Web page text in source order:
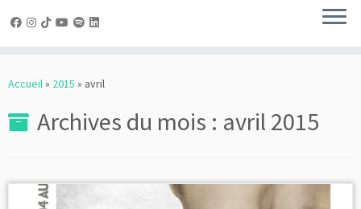
auAccueil» 2015 » avril
Archives du mois : avril 2015